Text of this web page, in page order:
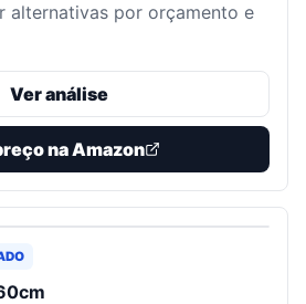
alternativas por orçamento e
Ver análise
na Amazon